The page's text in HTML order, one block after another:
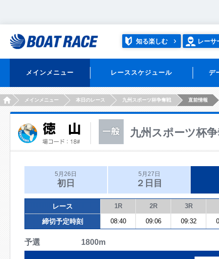
知る楽しむ レーサ
メインメニュー レーススケジュール デ
HOMEメインメニュー 本日のレース 九州スポーツ杯争奪戦 直前情報
九州スポーツ杯
5月26日
初日
5月27日
２日目
レース 1R 2R 3R
締切予定時刻 08:40 09:06 09:32
予選 1800m